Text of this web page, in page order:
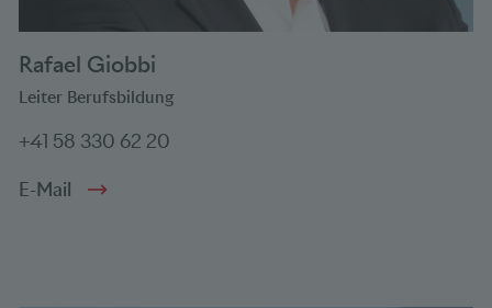
Rafael Giobbi
Leiter Berufsbildung
+41 58 330 62 20
E-Mail